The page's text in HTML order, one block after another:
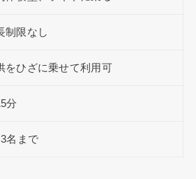
制限なし
をひざに乗せて利用可
分
名まで